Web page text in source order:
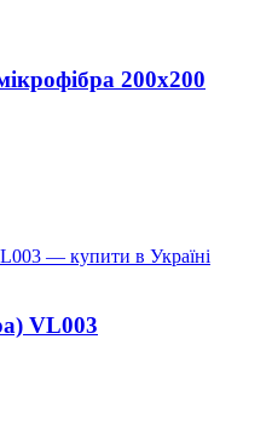
200х200
VL003